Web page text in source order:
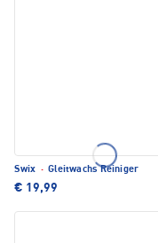
Swix · Gleitwachs Reiniger
€ 19,99